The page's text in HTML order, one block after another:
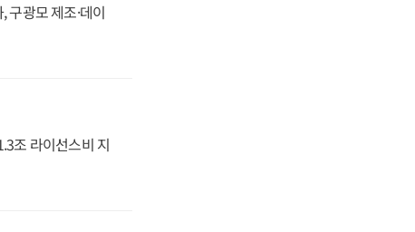
구광모 제조·데이
조 라이선스비 지